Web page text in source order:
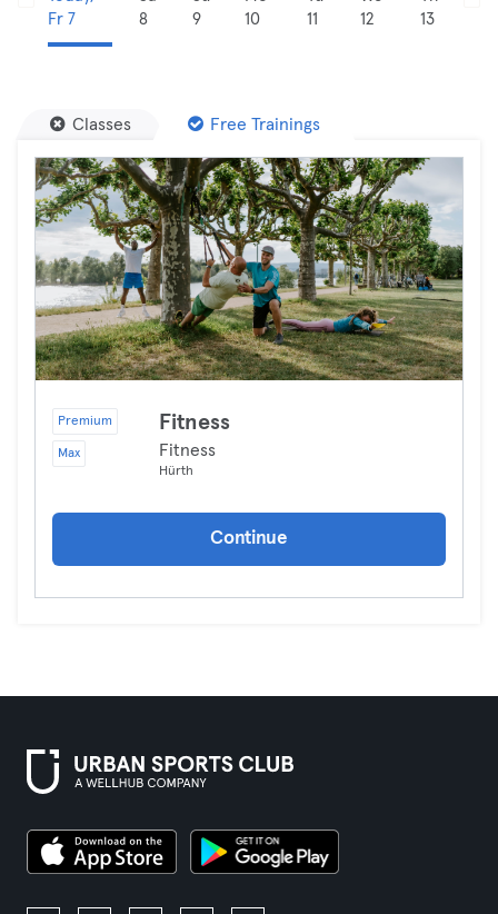
Fr 7
8
9
10
11
12
13
Classes Free Trainings
Premium
Max
Fitness
Fitness
Hürth
Continue